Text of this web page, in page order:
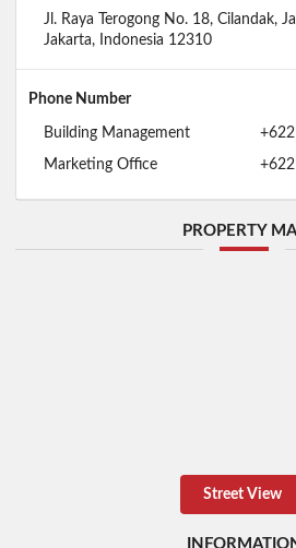
Jl. Raya Terogong No. 18, Cilandak,
Jakarta, Indonesia 12310
Phone Number
Building Management
Marketing Office
PROPERTY
Street View